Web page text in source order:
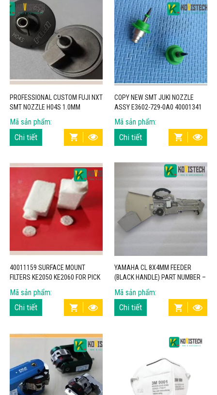
PROFESSIONAL CUSTOM FUJI NXT
SMT NOZZLE H04S 1.0MM
AA8WT04 R19-010-155 –
KOVISTECH
Mã sản phẩm:
Chi tiết
COPY NEW SMT JUKI NOZZLE
ASSY E3602-729-0A0 40001341
WITH SOFT PLASTIC TIP –
KOVISTECH
Mã sản phẩm:
Chi tiết
40011159 SURFACE MOUNT
FILTERS KE2050 KE2060 FOR PICK
AND PLACE MACHINE –
KOVISTECH
Mã sản phẩm:
Chi tiết
YAMAHA CL 8X4MM FEEDER
(BLACK HANDLE) PART NUMBER –
PA2903/79 – KOVISTECH
Mã sản phẩm:
Chi tiết